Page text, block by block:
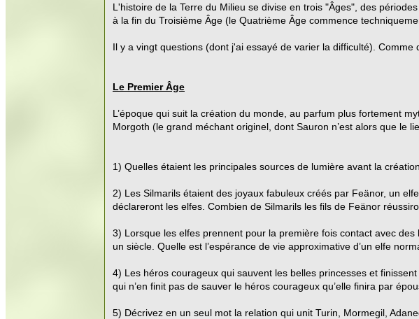
L'histoire de la Terre du Milieu se divise en trois "Âges", des
à la fin du Troisième Âge (le Quatrième Âge commence
Il y a vingt questions (dont j'ai essayé de varier la difficulté).
Le Premier Âge
L’époque qui suit la création du monde, au parfum plus fortement
Morgoth (le grand méchant originel, dont Sauron n’est alors que le
1) Quelles étaient les principales sources de lumière avant la
2) Les Silmarils étaient des joyaux fabuleux créés par Feänor, un
déclareront les elfes. Combien de Silmarils les fils de Feänor
3) Lorsque les elfes prennent pour la première fois contact avec
un siècle. Quelle est l’espérance de vie approximative d’un elfe
4) Les héros courageux qui sauvent les belles princesses et
qui n’en finit pas de sauver le héros courageux qu’elle finira par
5) Décrivez en un seul mot la relation qui unit Turin, Mormegil,